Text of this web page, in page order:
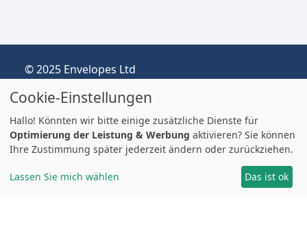
© 2025 Envelopes Ltd
Königreich, Firmen-Nr.: 03551387
Handelnd unter dem Namen
envelopespackaging.de | Versand vom
Vereinigten Königreich nach Deutschland
Preise in EUR | Zölle & MwSt. können anfallen.
Impressum
Cookie-Einstellungen
Hallo! Könnten wir bitte einige zusätzliche Dienste für
Optimierung der Leistung & Werbung aktivieren? Sie können
Ihre Zustimmung später jederzeit ändern oder zurückziehen.
Lassen Sie mich wählen Das ist ok